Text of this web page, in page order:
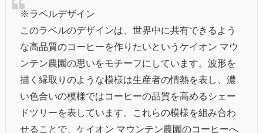
※ラベルデザイン
このラベルのデザインは、世界中に共有できるよう
な高品質のコーヒーを作りたいというケイオン マウ
ンテン農園の思いをモチーフにしています。波形を
描く縁取りのような模様は生産者の情熱を表し、濃
い色合いの模様ではコーヒーの品質を高めるシェー
ドツリーを表しています。これらの模様を組み合わ
せることで、ケイオン マウンテン農園のコーヒーへ